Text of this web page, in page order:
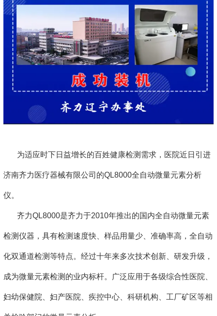
为适应时下日益增长的百姓健康检测需求，医院近日引进
济南齐力医疗器械有限公司的QL8000全自动微量元素分析
仪。
齐力QL8000是齐力于2010年推出的国内全自动微量元素
检测仪器，具有检测速度快、样品用量少、准确率高，全自动
化双通道检测等特点。经过十年来多次技术创新、研发升级，
成为微量元素检测的业内标杆。广泛应用于各级综合性医院、
妇幼保健院、妇产医院、疾控中心、科研机构、工厂矿区等相